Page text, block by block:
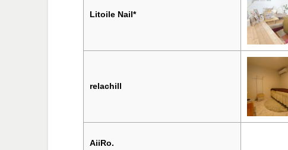
Litoile Nail*
relachill
AiiRo.